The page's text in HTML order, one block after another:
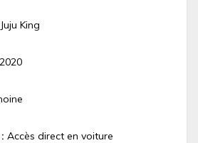
Juju King
Accès direct en voiture